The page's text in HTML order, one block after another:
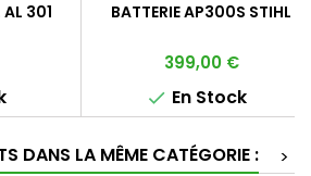
AL 301 BATTERIE AP300S STIHL
Prix
399,00 €
 En Stock
DANS LA MÊME CATÉGORIE :
>